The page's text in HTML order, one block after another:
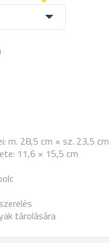
m. 28,5 cm × sz. 23,5 cm
11,6 × 15,5 cm
tárolására